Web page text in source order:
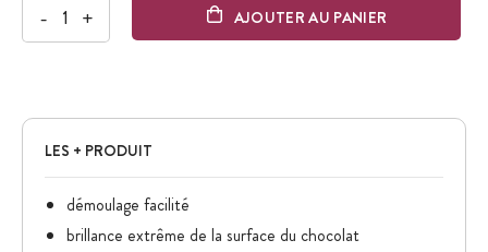
- + AJOUTER AU PANIER
LES + PRODUIT
démoulage facilité
brillance extrême de la surface du chocolat